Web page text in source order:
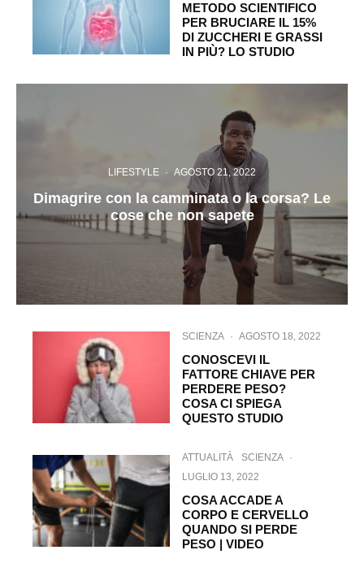
METODO SCIENTIFICO
PER BRUCIARE IL 15%
DI ZUCCHERI E GRASSI
IN PIÙ? LO STUDIO
LIFESTYLE · AGOSTO 21, 2022
Dimagrire con la camminata o la corsa? Le
cose che non sapete
SCIENZA · AGOSTO 18, 2022
CONOSCEVI IL
FATTORE CHIAVE PER
PERDERE PESO?
COSA CI SPIEGA
QUESTO STUDIO
ATTUALITÀ SCIENZA ·
LUGLIO 13, 2022
COSA ACCADE A
CORPO E CERVELLO
QUANDO SI PERDE
PESO | VIDEO